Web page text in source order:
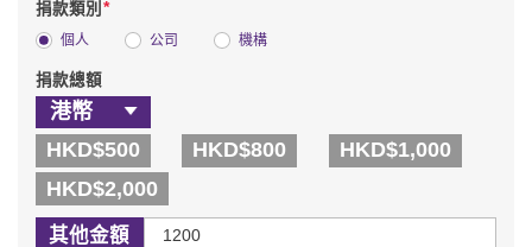
捐款類別 *
個人 公司 機構
捐款總額
HKD$500 HKD$800
HKD$1,000
HKD$2,000
其他金額